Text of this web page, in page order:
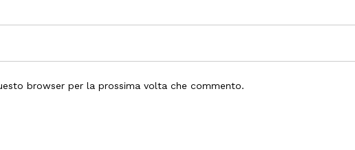
browser per la prossima volta che commento.